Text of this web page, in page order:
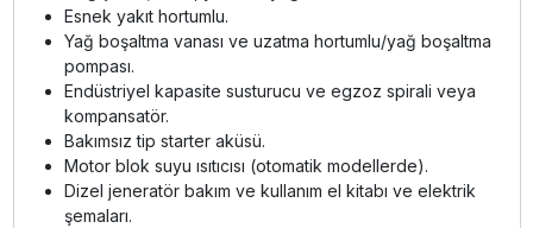
Esnek yakıt hortumlu.
Yağ boşaltma vanası ve uzatma hortumlu/yağ boşaltma
pompası.
Endüstriyel kapasite susturucu ve egzoz spirali veya
kompansatör.
Bakımsız tip starter aküsü.
Motor blok suyu ısıtıcısı (otomatik modellerde).
Dizel jeneratör bakım ve kullanım el kitabı ve elektrik
şemaları.